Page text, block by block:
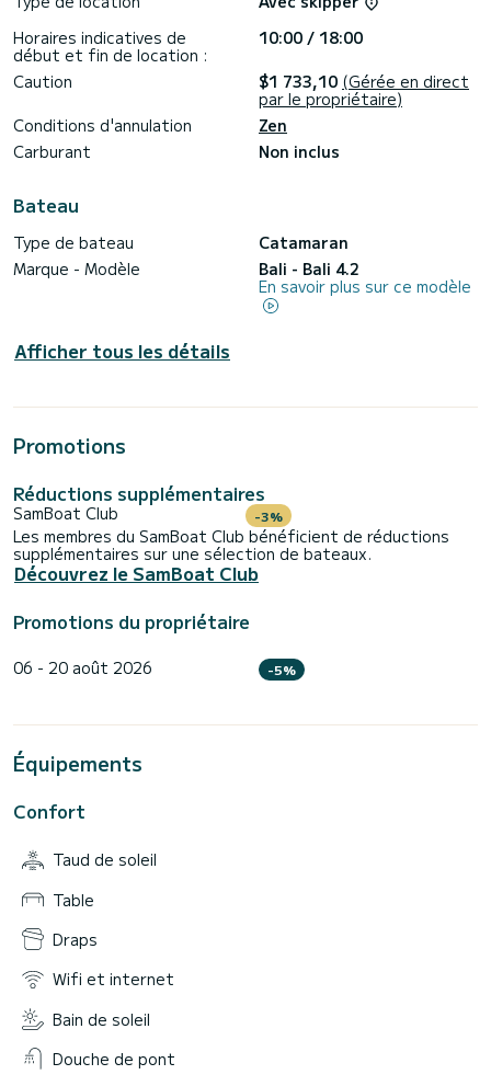
Horaires indicatives de
début et fin de location :
10:00 / 18:00
Caution
$1 733,10 (Gérée en direct
par le propriétaire)
Conditions d'annulation
Zen
Carburant
Non inclus
Bateau
Type de bateau
Catamaran
Marque - Modèle
Bali - Bali 4.2
En savoir plus sur ce modèle
Afficher tous les détails
Promotions
Réductions supplémentaires
SamBoat Club -3%
Les membres du SamBoat Club bénéficient de réductions
supplémentaires sur une sélection de bateaux.
Découvrez le SamBoat Club
Promotions du propriétaire
06 - 20 août 2026 -5%
Équipements
Confort
Taud de soleil
Table
Draps
Wifi et internet
Bain de soleil
Douche de pont